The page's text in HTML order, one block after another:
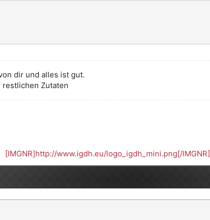
dir und alles ist gut.
restlichen Zutaten
[IMGNR]http://www.igdh.eu/logo_igdh_mini.png[/IMGNR]